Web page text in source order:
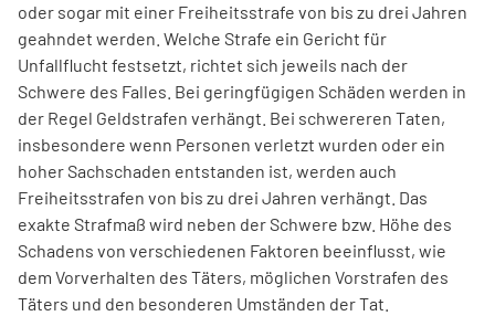
oder sogar mit einer Freiheitsstrafe von bis zu drei Jahren
geahndet werden. Welche Strafe ein Gericht für
Unfallflucht festsetzt, richtet sich jeweils nach der
Schwere des Falles. Bei geringfügigen Schäden werden in
der Regel Geldstrafen verhängt. Bei schwereren Taten,
insbesondere wenn Personen verletzt wurden oder ein
hoher Sachschaden entstanden ist, werden auch
Freiheitsstrafen von bis zu drei Jahren verhängt. Das
exakte Strafmaß wird neben der Schwere bzw. Höhe des
Schadens von verschiedenen Faktoren beeinflusst, wie
dem Vorverhalten des Täters, möglichen Vorstrafen des
Täters und den besonderen Umständen der Tat.